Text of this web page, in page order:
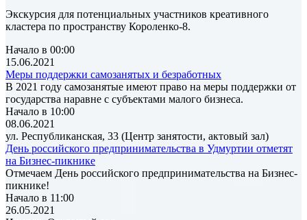
Экскурсия для потенциальных участников креативного
кластера по пространству Короленко-8.
Начало в 00:00
15.06.2021
Меры поддержки самозанятых и безработных
В 2021 году самозанятые имеют право на меры поддержки от
государства наравне с субъектами малого бизнеса.
Начало в 10:00
08.06.2021
ул. Республиканская, 33 (Центр занятости, актовый зал)
День российского предпринимательства в Удмуртии отметят
на Бизнес-пикнике
Отмечаем День российского предпринимательства на Бизнес-
пикнике!
Начало в 11:00
26.05.2021